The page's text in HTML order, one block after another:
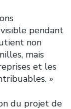
pendant
non
mais
et les
»
du projet de